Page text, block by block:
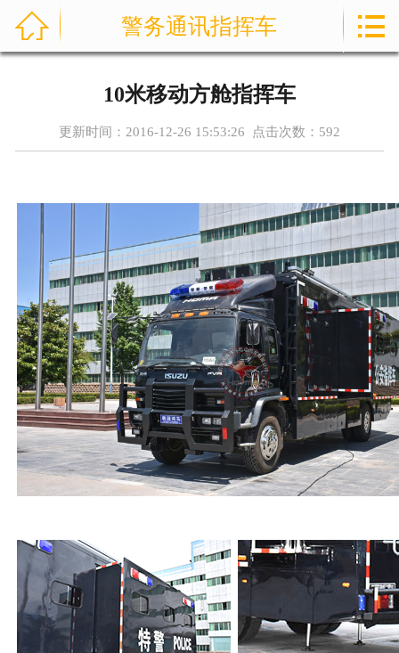

资讯中心
售后服务
关于我们
联系我们
公司实力
 警务通讯指挥车 
10米移动方舱指挥车
更新时间：2016-12-26 15:53:26 点击次数： 592